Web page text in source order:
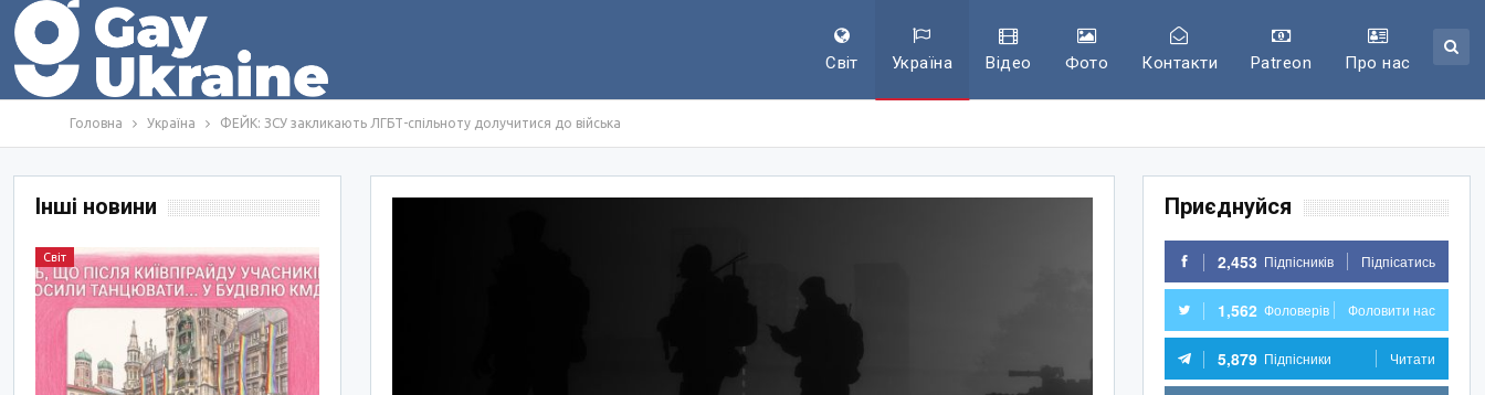
Світ Україна Відео Фото Контакти Patreon Про нас
Головна Україна ФЕЙК: ЗСУ закликають ЛГБТ-спільноту долучитися до війська
Приєднуйся
2,453 Підпісників Підпісатись
1,562 Фоловерів Фоловити нас
5,879 Підпісники Читати
Інші новини
Світ